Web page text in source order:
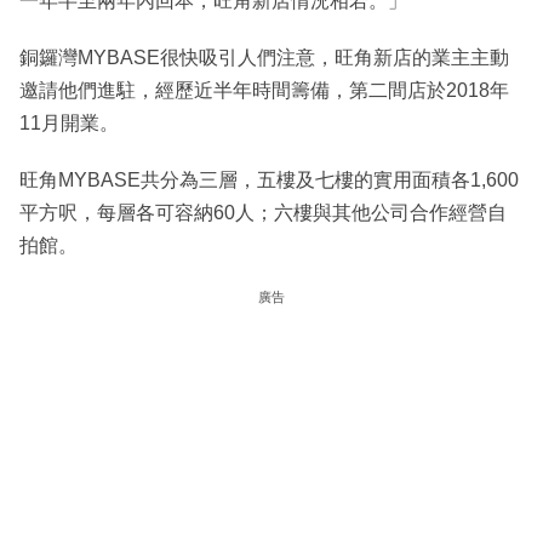
銅鑼灣MYBASE很快吸引人們注意，旺角新店的業主主動
邀請他們進駐，經歷近半年時間籌備，第二間店於2018年
11月開業。
旺角MYBASE共分為三層，五樓及七樓的實用面積各1,600
平方呎，每層各可容納60人；六樓與其他公司合作經營自
拍館。
廣告